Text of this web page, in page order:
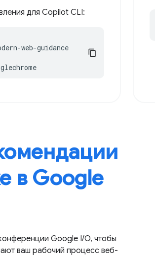
для Copilot CLI:
web-guidance
в Google
Google I/O, чтобы
ваш рабочий процесс веб-